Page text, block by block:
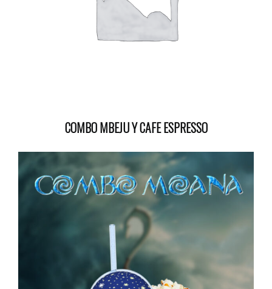
COMBO MBEJU Y CAFE ESPRESSO